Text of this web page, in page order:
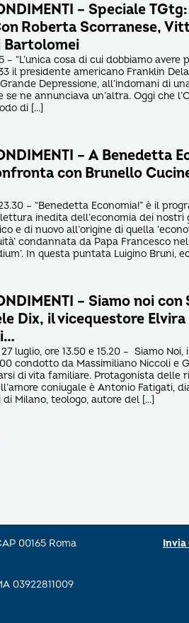
– Speciale
Roberta Scorranese,
Bartolomei
– “L’unica cosa di cui dobbiamo avere
il presidente americano Franklin
Depressione, all’indomani di
ne annunciava un’altra. Oggi che
di […]
– A Benedetta
con Brunello
– “Benedetta Economia!” è il
inedita dell’economia dei nostri
e di nuovo all’origine di quella
condannata da Papa Francesco
In questa puntata Luigino Bruni,
– Siamo noi con
Dix, il vicequestore Elvira
luglio, ore 13.50 e 15.20 – Siamo
condotto da Massimiliano Niccoli e
di vita familiare. Protagonista delle
coniugale è Antonio Fatigati,
Milano, teologo, autore del […]
00165 Roma
03922811009
Invia